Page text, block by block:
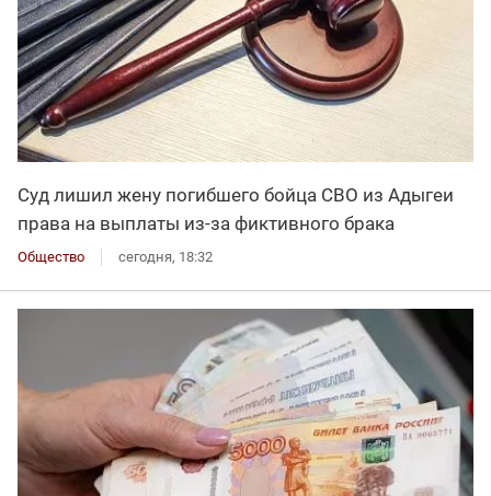
Суд лишил жену погибшего бойца СВО из Адыгеи
права на выплаты из-за фиктивного брака
Общество сегодня, 18:32